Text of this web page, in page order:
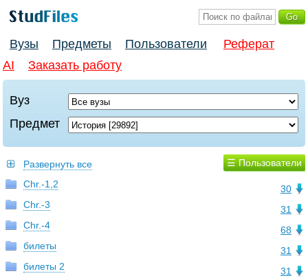
Вузы Предметы Пользователи
Реферат
AI
Заказать работу
Вуз
Предмет
☰ Пользователи
Развернуть все
30
Chr.-1,2
31
Chr.-3
68
Chr.-4
31
билеты
31
билеты 2